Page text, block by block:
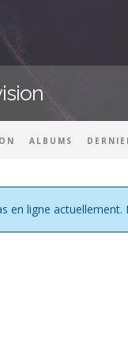
ALBUMS
en ligne